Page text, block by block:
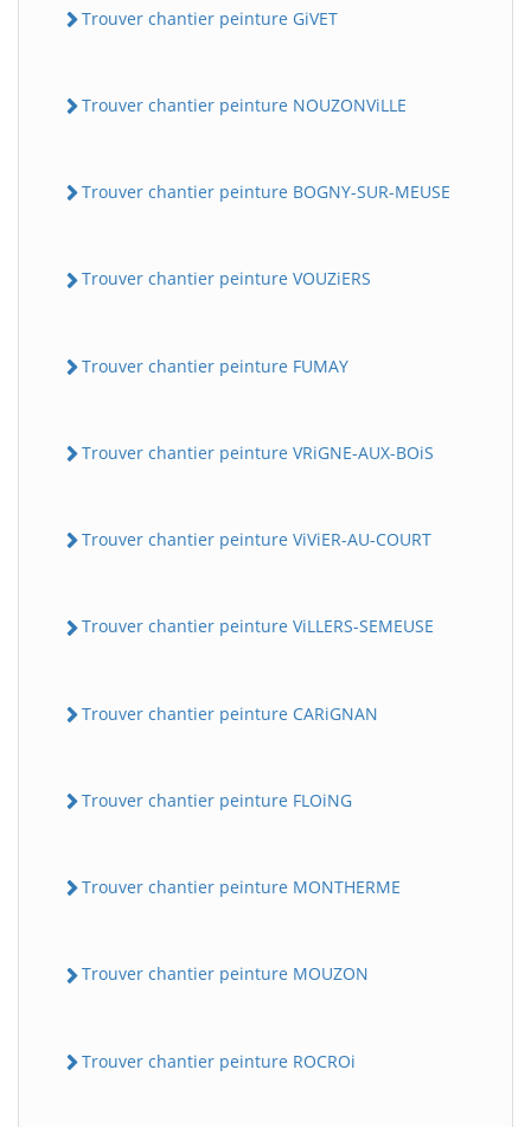
Trouver chantier peinture GiVET
Trouver chantier peinture NOUZONViLLE
Trouver chantier peinture BOGNY-SUR-MEUSE
Trouver chantier peinture VOUZiERS
Trouver chantier peinture FUMAY
Trouver chantier peinture VRiGNE-AUX-BOiS
Trouver chantier peinture ViViER-AU-COURT
Trouver chantier peinture ViLLERS-SEMEUSE
Trouver chantier peinture CARiGNAN
Trouver chantier peinture FLOiNG
Trouver chantier peinture MONTHERME
Trouver chantier peinture MOUZON
Trouver chantier peinture ROCROi